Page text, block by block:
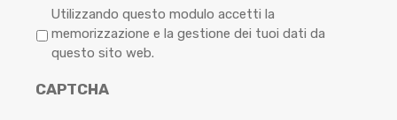
r
a
Utilizzando questo modulo accetti la
memorizzazione e la gestione dei tuoi dati da
questo sito web.
CAPTCHA